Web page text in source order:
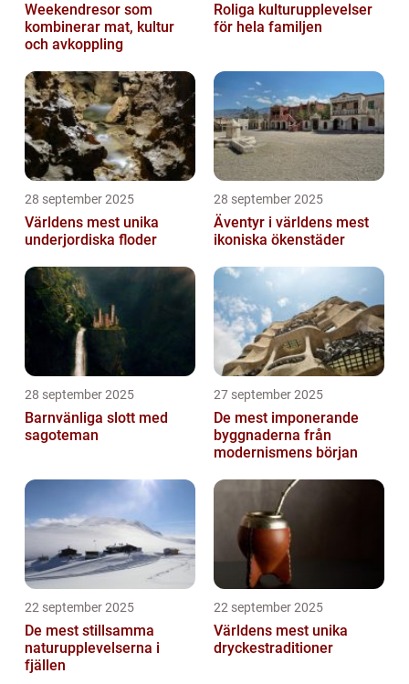
Weekendresor som
kombinerar mat, kultur
och avkoppling
Roliga kulturupplevelser
för hela familjen
28 september 2025
Världens mest unika
underjordiska floder
28 september 2025
Äventyr i världens mest
ikoniska ökenstäder
28 september 2025
Barnvänliga slott med
sagoteman
27 september 2025
De mest imponerande
byggnaderna från
modernismens början
22 september 2025
De mest stillsamma
naturupplevelserna i
fjällen
22 september 2025
Världens mest unika
dryckestraditioner